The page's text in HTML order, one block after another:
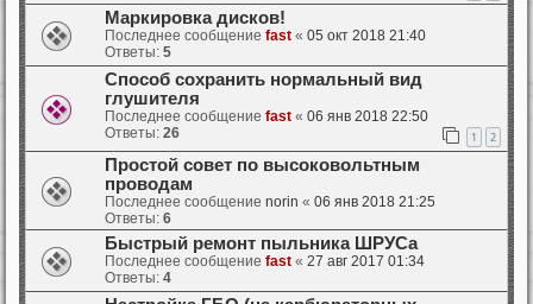
Маркировка дисков!
Последнее сообщение fast « 05 окт 2018 21:40
Ответы: 5
Способ сохранить нормальный вид
глушителя
Последнее сообщение fast « 06 янв 2018 22:50
Ответы: 26 1 2
Простой совет по высоковольтным
проводам
Последнее сообщение norin « 06 янв 2018 21:25
Ответы: 6
Быстрый ремонт пыльника ШРУСа
Последнее сообщение fast « 27 авг 2017 01:34
Ответы: 4